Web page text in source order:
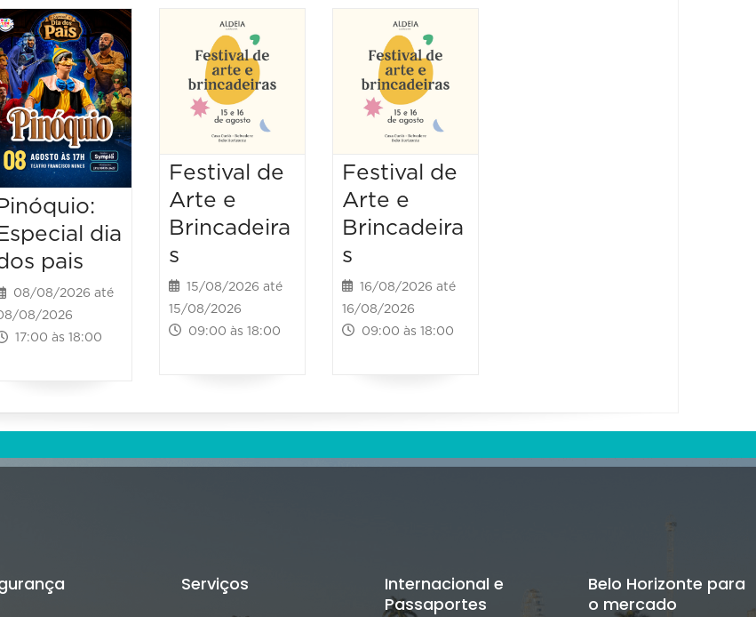
Pinóquio:
Especial dia
pais
08/08/2026 até
08/2026
17:00 às 18:00
Festival de
Arte e
Brincadeira
s
15/08/2026 até
15/08/2026
09:00 às 18:00
Festival de
Arte e
Brincadeira
s
16/08/2026 até
16/08/2026
09:00 às 18:00
Serviços
Internacional e
Passaportes
Belo Horizonte para
o mercado